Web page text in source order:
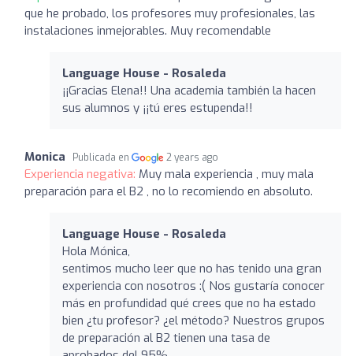
que he probado, los profesores muy profesionales, las
instalaciones inmejorables. Muy recomendable
Language House - Rosaleda
¡¡Gracias Elena!! Una academia también la hacen
sus alumnos y ¡¡tú eres estupenda!!
Monica Publicada en 2 years ago
Experiencia negativa: Muy mala experiencia , muy mala
preparación para el B2 , no lo recomiendo en absoluto.
Language House - Rosaleda
Hola Mónica,
sentimos mucho leer que no has tenido una gran
experiencia con nosotros :( Nos gustaría conocer
más en profundidad qué crees que no ha estado
bien ¿tu profesor? ¿el método? Nuestros grupos
de preparación al B2 tienen una tasa de